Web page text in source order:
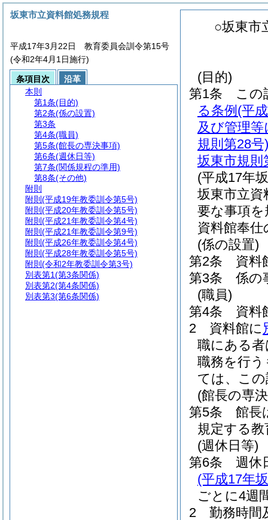
○坂東市
(目的)
第1条
この
る条例 (平
及び管理
規則第28号)
坂東市規則
(平成17年
坂東市立資
要な事項
資料館奉
(係の設置)
第2条
資料
第3条
係の
(職員)
第4条
資料
2
資料館に
職にある
職務を行
ては、こ
(館長の専
第5条
館長
規定する
(週休日等)
第6条
週休
(平成17年
ごとに4週
2
勤務時間
坂東市立資料館処務規程
平成17年3月22日 教育委員会訓令第15号
(令和2年4月1日施行)
条項目次
沿革
本則
第1条(目的)
第2条(係の設置)
第3条
第4条(職員)
第5条(館長の専決事項)
第6条(週休日等)
第7条(関係規程の準用)
第8条(その他)
附則
附則 (平成19年教委訓令第5号)
附則 (平成20年教委訓令第5号)
附則 (平成21年教委訓令第4号)
附則 (平成21年教委訓令第9号)
附則 (平成26年教委訓令第4号)
附則 (平成28年教委訓令第5号)
附則 (令和2年教委訓令第3号)
別表第1(第3条関係)
別表第2(第4条関係)
別表第3(第6条関係)